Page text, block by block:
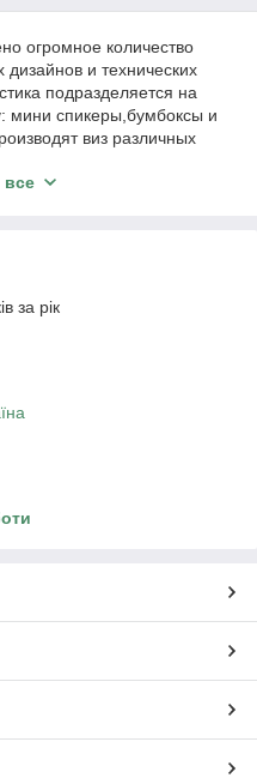
огромное количество
дизайнов и технических
подразделяется на
мини спикеры,бумбоксы и
виз различных
приобрести портативную
все
за рік